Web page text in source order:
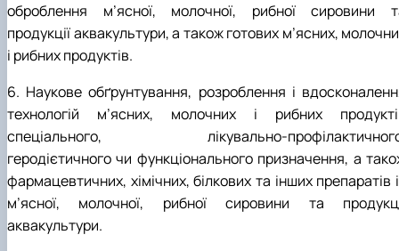
оброблення м’ясної, молочної, рибної сировини
продукції аквакультури, а також готових м’ясних,
і рибних продуктів.
6. Наукове обґрунтування, розроблення і
технологій м’ясних, молочних і рибних
спеціального, лікувально-
геродієтичного чи функціонального призначення, а
фармацевтичних, хімічних, білкових та інших препаратів
м’ясної, молочної, рибної сировини та
аквакультури.